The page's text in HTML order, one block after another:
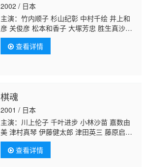
2002 / 日本
主演：竹内顺子 杉山纪彰 中村千绘 井上和
彦 关俊彦 松本和香子 大塚芳忠 胜生真沙
子 柴田秀胜 森久保祥太郎 伊藤健太郎 柚木凉
香 小杉十郎太 增川洋一 远近孝一 田村由香
里 江原正士 水树奈奈 鸟海浩辅 川田绅司 落
郎 中村大树 家中宏 福田信昭 楠大典 本田贵
子 平田广明 津田健次郎 坪井智浩 河野智
之 根本圭子 铃木琢磨 小林由美子 津田英
三伊藤和晃浅井清己 佐佐木望
查看详情
棋魂
2001 / 日本
主演：川上伦子 千叶进步 小林沙苗 嘉数由
美 津村真琴 伊藤健太郎 津田英三 藤原启
治 浅川悠 樱井孝宏 高木礼子 铃村健一 水田
山葵 榎本温子 纳谷六朗 铃木晶子 川村拓
央 重松朋 渡边明乃
查看详情